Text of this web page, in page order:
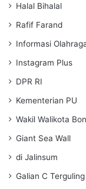
Halal Bihalal
Rafif Farand
Informasi
Instagram Plus
DPR RI
Kementerian PU
Wakil Walikota
Giant Sea Wall
di Jalinsum
Galian C Terguling